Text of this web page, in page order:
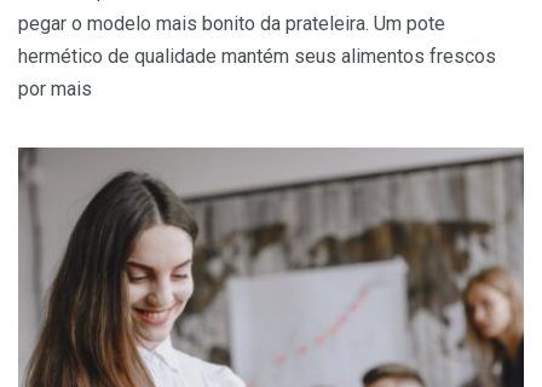
pegar o modelo mais bonito da prateleira. Um pote
hermético de qualidade mantém seus alimentos frescos
por mais